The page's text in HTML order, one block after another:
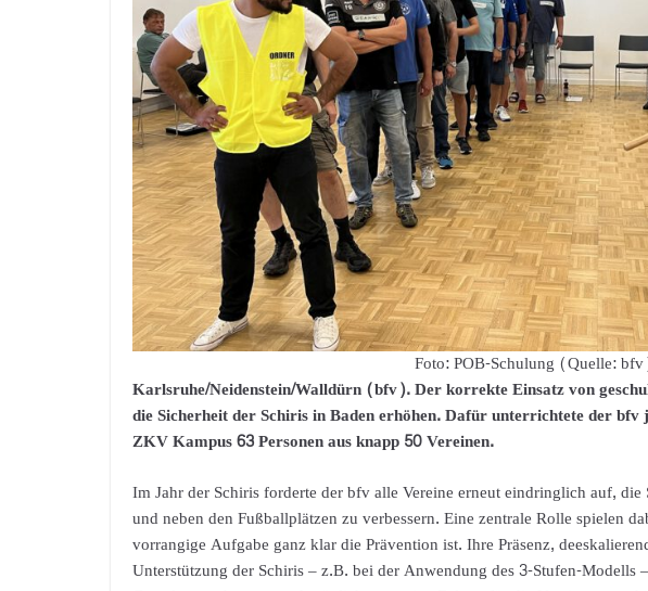
Foto: POB-Schulung (Quelle:
Karlsruhe/Neidenstein/Walldürn (bfv). Der korrekte Einsatz von
die Sicherheit der Schiris in Baden erhöhen. Dafür unterrichtete der
ZKV Kampus 63 Personen aus knapp 50 Vereinen.
Im Jahr der Schiris forderte der bfv alle Vereine erneut eindringlich auf,
und neben den Fußballplätzen zu verbessern. Eine zentrale Rolle spielen
vorrangige Aufgabe ganz klar die Prävention ist. Ihre Präsenz,
Unterstützung der Schiris – z.B. bei der Anwendung des 3-Stufen-